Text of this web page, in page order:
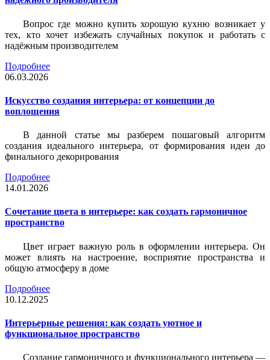
Вопрос где можно купить хорошую кухню возникает у
тех, кто хочет избежать случайных покупок и работать с
надёжным производителем
Подробнее
06.03.2026
Искусство создания интерьера: от концепции до
воплощения
В данной статье мы разберем пошаговый алгоритм
создания идеального интерьера, от формирования идеи до
финального декорирования
Подробнее
14.01.2026
Сочетание цвета в интерьере: как создать гармоничное
пространство
Цвет играет важную роль в оформлении интерьера. Он
может влиять на настроение, восприятие пространства и
общую атмосферу в доме
Подробнее
10.12.2025
Интерьерные решения: как создать уютное и
функциональное пространство
Создание гармоничного и функционального интерьера —